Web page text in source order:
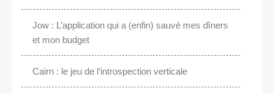
Jow : L’application qui a (enfin) sauvé mes dîners
et mon budget
Cairn : le jeu de l’introspection verticale